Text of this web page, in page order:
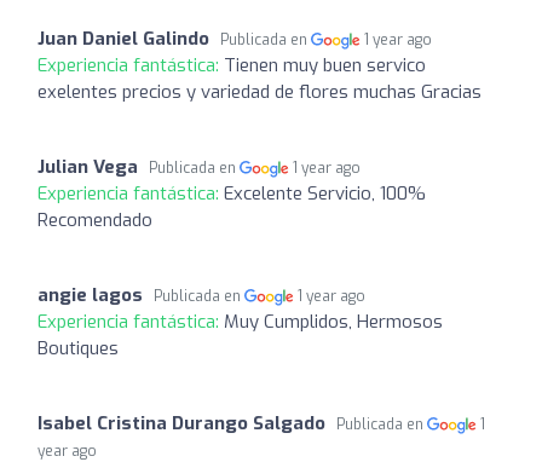
Juan Daniel Galindo Publicada en 1 year ago
Experiencia fantástica: Tienen muy buen servico
exelentes precios y variedad de flores muchas Gracias
Julian Vega Publicada en 1 year ago
Experiencia fantástica: Excelente Servicio, 100%
Recomendado
angie lagos Publicada en 1 year ago
Experiencia fantástica: Muy Cumplidos, Hermosos
Boutiques
Isabel Cristina Durango Salgado Publicada en
1
year ago